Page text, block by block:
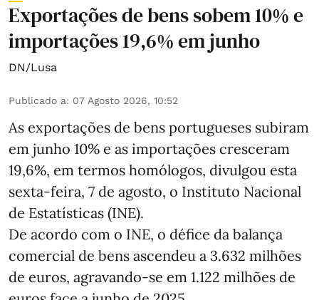
Exportações de bens sobem 10% e
importações 19,6% em junho
DN/Lusa
Publicado a: 07 Agosto 2026, 10:52
As exportações de bens portugueses subiram
em junho 10% e as importações cresceram
19,6%, em termos homólogos, divulgou esta
sexta-feira, 7 de agosto, o Instituto Nacional
de Estatísticas (INE).
De acordo com o INE, o défice da balança
comercial de bens ascendeu a 3.632 milhões
de euros, agravando-se em 1.122 milhões de